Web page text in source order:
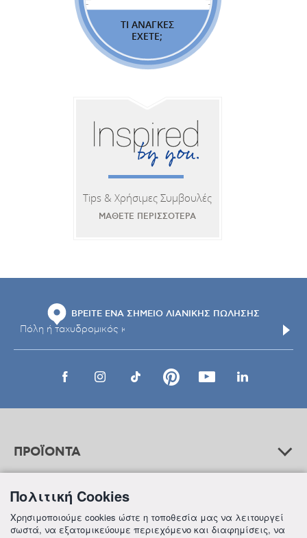
ΤΙ ΑΝΑΓΚΕΣ
ΕΧΕΤΕ;
Tips & Χρήσιμες Συμβουλές
ΜΑΘΕΤΕ ΠΕΡΙΣΣΟΤΕΡΑ
ΒΡΕΙΤΕ ΕΝΑ ΣΗΜΕΙΟ ΛΙΑΝΙΚΗΣ ΠΩΛΗΣΗΣ
ΠΡΟΪΟΝΤΑ
ΒΟΗΘΕΙΑ
Πολιτική Cookies
Χρησιμοποιούμε cookies ώστε η τοποθεσία μας να λειτουργεί
σωστά, να εξατομικεύουμε περιεχόμενο και διαφημίσεις, να